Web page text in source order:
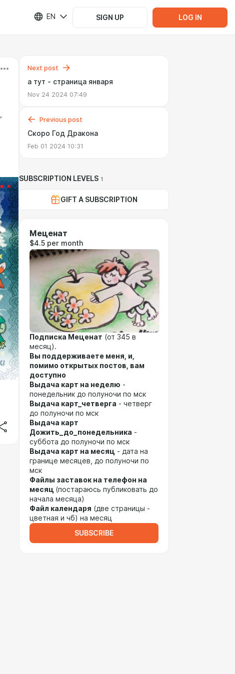
EN SIGN UP LOG IN
Next post
а тут - страница января
Nov 24 2024 07:49
Previous post
Скоро Год Дракона
Feb 01 2024 10:31
SUBSCRIPTION LEVELS 1
GIFT A SUBSCRIPTION
Меценат
$4.5 per month
Подписка Меценат (от 345 в
месяц).
Вы поддерживаете меня, и,
помимо открытых постов, вам
доступно
Выдача карт на неделю -
понедельник до полуночи по мск
Выдача карт_четверга - четверг
до полуночи по мск
Выдача карт
Дожить_до_понедельника -
суббота до полуночи по мск
Выдача карт на месяц - дата на
границе месяцев, до полуночи по
мск
Файлы заставок на телефон на
месяц (постараюсь публиковать до
начала месяца)
Файл календаря (две страницы -
цветная и чб) на месяц
SUBSCRIBE